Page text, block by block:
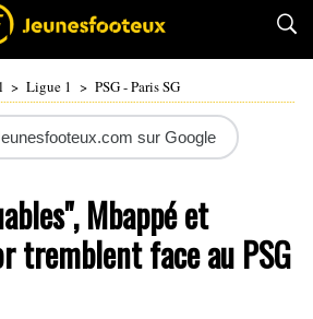
> Ligue 1 > PSG - Paris SG
sur Google
Mbappé et
tremblent face au PSG